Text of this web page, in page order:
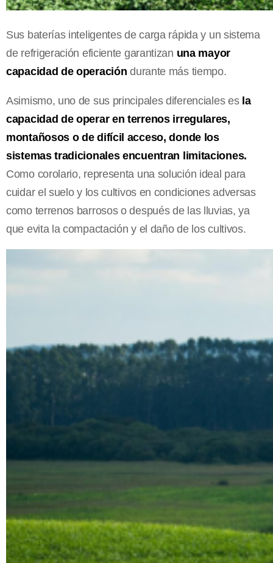
Sus baterías inteligentes de carga rápida y un sistema
de refrigeración eficiente garantizan una mayor
capacidad de operación durante más tiempo.
Asimismo, uno de sus principales diferenciales esla
capacidad de operar en terrenos irregulares,
montañosos o de difícil acceso, donde los
sistemas tradicionales encuentran limitaciones.
Como corolario, representa una solución ideal para
cuidar el suelo y los cultivos en condiciones adversas
como terrenos barrosos o después de las lluvias, ya
que evita la compactación y el daño de los cultivos.